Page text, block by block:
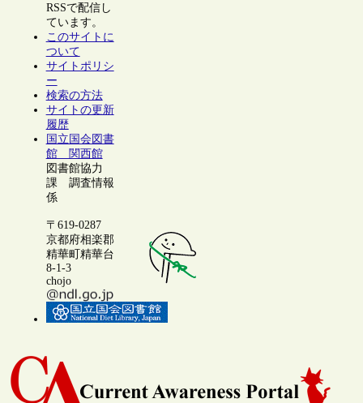
RSSで配信し
ています。
このサイトに
ついて
サイトポリシ
ー
検索の方法
サイトの更新
履歴
国立国会図書
館 関西館
図書館協力
課 調査情報
係
〒619-0287
京都府相楽郡
精華町精華台
8-1-3
chojo